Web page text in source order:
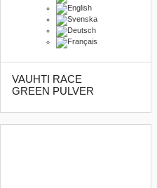
VAUHTI RACE
GREEN PULVER